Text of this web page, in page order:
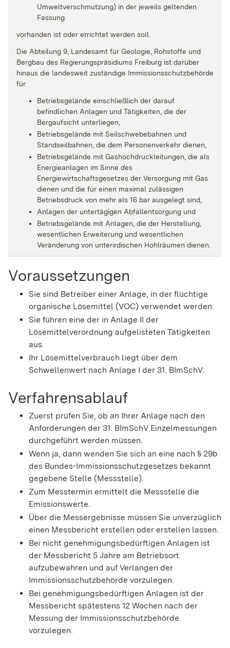
Umweltverschmutzung) in der jeweils geltenden
Fassung
vorhanden ist oder errichtet werden soll.
Die Abteilung 9, Landesamt für Geologie, Rohstoffe und
Bergbau des Regierungspräsidiums Freiburg ist darüber
hinaus die landesweit zuständige Immissionsschutzbehörde
für
Betriebsgelände einschließlich der darauf
befindlichen Anlagen und Tätigkeiten, die der
Bergaufsicht unterliegen,
Betriebsgelände mit Seilschwebebahnen und
Standseilbahnen, die dem Personenverkehr dienen,
Betriebsgelände mit Gashochdruckleitungen, die als
Energieanlagen im Sinne des
Energiewirtschaftsgesetzes der Versorgung mit Gas
dienen und die für einen maximal zulässigen
Betriebsdruck von mehr als 16 bar ausgelegt sind,
Anlagen der untertägigen Abfallentsorgung und
Betriebsgelände mit Anlagen, die der Herstellung,
wesentlichen Erweiterung und wesentlichen
Veränderung von unterirdischen Hohlräumen dienen.
Voraussetzungen
Sie sind Betreiber einer Anlage, in der flüchtige
organische Lösemittel (VOC) verwendet werden.
Sie führen eine der in Anlage II der
Lösemittelverordnung aufgelisteten Tätigkeiten
aus.
Ihr Lösemittelverbrauch liegt über dem
Schwellenwert nach Anlage I der 31. BImSchV.
Verfahrensablauf
Zuerst prüfen Sie, ob an Ihrer Anlage nach den
Anforderungen der 31. BImSchV Einzelmessungen
durchgeführt werden müssen.
Wenn ja, dann wenden Sie sich an eine nach § 29b
des Bundes-Immissionsschutzgesetzes bekannt
gegebene Stelle (Messstelle).
Zum Messtermin ermittelt die Messstelle die
Emissionswerte.
Über die Messergebnisse müssen Sie unverzüglich
einen Messbericht erstellen oder erstellen lassen.
Bei nicht genehmigungsbedürftigen Anlagen ist
der Messbericht 5 Jahre am Betriebsort
aufzubewahren und auf Verlangen der
Immissionsschutzbehörde vorzulegen.
Bei genehmigungsbedürftigen Anlagen ist der
Messbericht spätestens 12 Wochen nach der
Messung der Immissionsschutzbehörde
vorzulegen.